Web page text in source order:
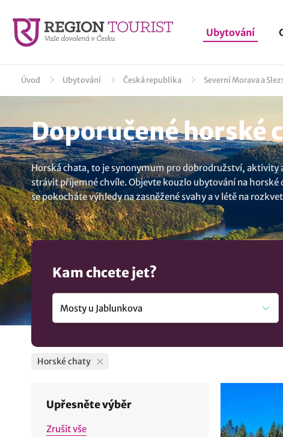
Ubytování
Úvod Ubytování Česká republika Severní Morava a
Doporučené horské
Horská chata, to je synonymum pro dobrodružství, aktivity
strávit příjemné chvíle. Objevte kouzlo ubytování na
se pokocháte výhledy na zasněžené svahy a v létě na
možnostmi lyžování. Zažijte jedinečné momenty v
u Jablunkova..
Kam chcete jet?
Horské chaty
Upřesněte výběr
Zrušit vše